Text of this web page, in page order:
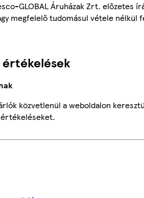
GLOBAL Áruházak Zrt. előzetes
megfelelő tudomásul vétele nélkül
értékelések
közvetlenül a weboldalon